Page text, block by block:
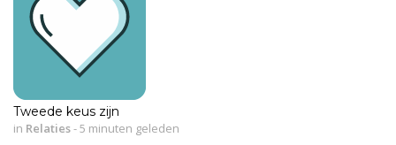
Tweede keus zijn
in Relaties-5 minuten geleden